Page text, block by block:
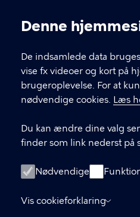
Denne
De indsamlede data
vise fx videoer og kort på
brugeroplevelse. For at
nødvendige cookies. Læs
Du kan ændre dine valg
finder som link nederst på
Nødvendige
Vis cookieforklaring